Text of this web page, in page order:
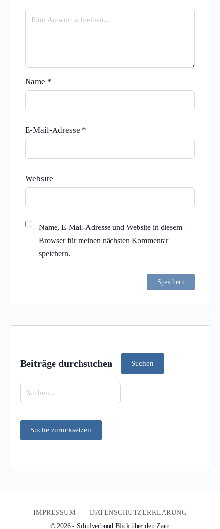
Name *
E-Mail-Adresse *
Website
Name, E-Mail-Adresse und Website in diesem
Browser für meinen nächsten Kommentar
speichern.
Beiträge durchsuchen
Suchen
IMPRESSUM
DATENSCHUTZERKLÄRUNG
© 2026 - Schulverbund Blick über den Zaun